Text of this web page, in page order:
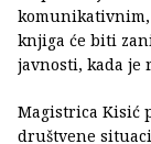
knjiga će biti
javnosti, kada
Magistrica Kisić
društvene